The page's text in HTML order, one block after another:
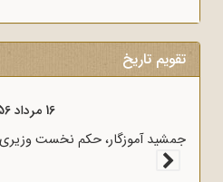
تقویم تاریخ
16 مرداد 1357
آغاز سخنرانی‌های انتقادی و
به وعاظ و روحانیون برای